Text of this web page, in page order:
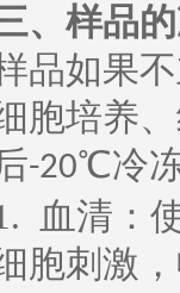
、样品
品如果
胞培养
-20℃冷
血清：
胞刺激